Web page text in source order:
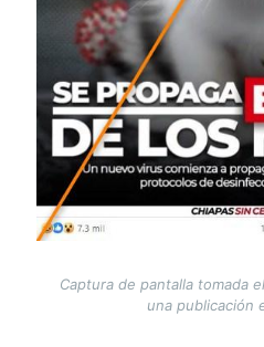
Captura de pantalla tomada
una publicación